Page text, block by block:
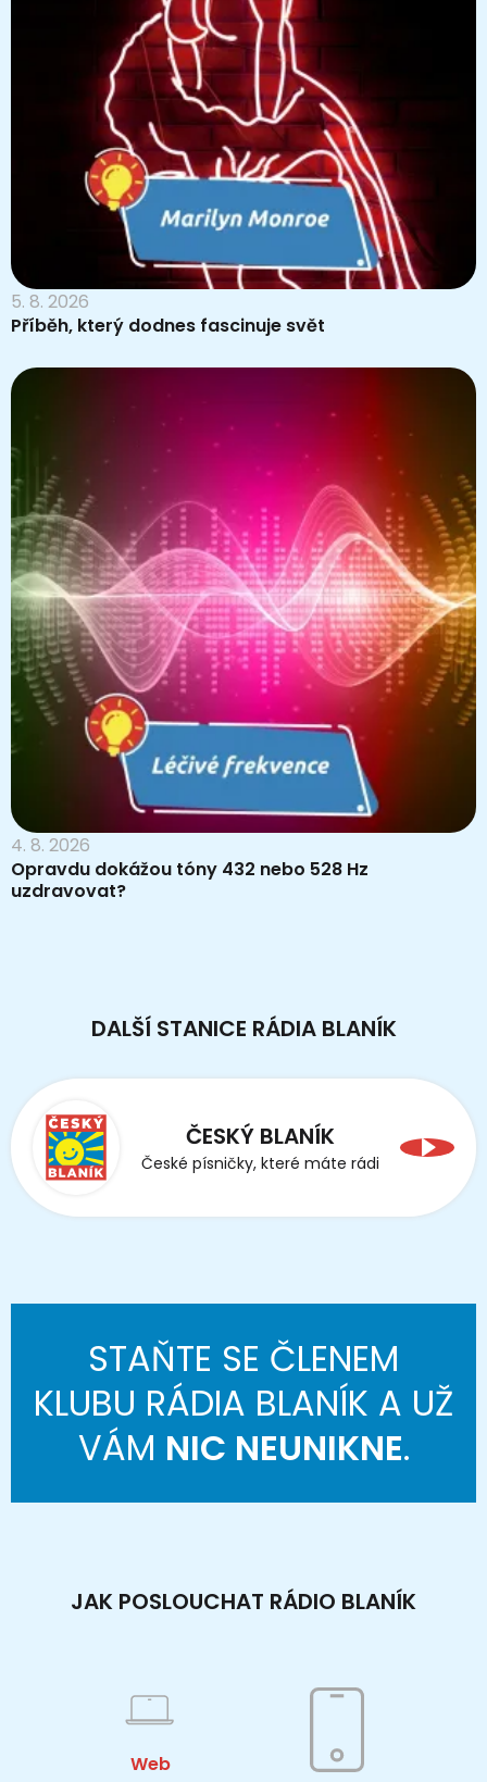
5. 8. 2026
Příběh, který dodnes fascinuje svět
4. 8. 2026
Opravdu dokážou tóny 432 nebo 528 Hz
uzdravovat?
DALŠÍ STANICE RÁDIA BLANÍK
ČESKÝ BLANÍK
České písničky, které máte rádi
STAŇTE SE ČLENEM
KLUBU RÁDIA BLANÍK A UŽ
VÁM NIC NEUNIKNE.
JAK POSLOUCHAT RÁDIO BLANÍK
Web